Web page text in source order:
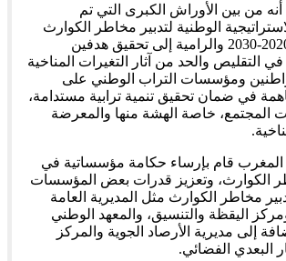
من بين الأوراش الكبرى التي تم
الوطنية لتدبير مخاطر الكوارث
الطبيعية للفترة 2020-2030 والرامية إلى تحقيق هدفين
التقليص والحد من آثار التغيرات المناخية
ومؤسسات التراب الوطني على
في ضمان تحقيق تنمية ترابية مستدامة،
المجتمع، خاصة الهشة منها والمعرضة
قام بإرساء حكامة مؤسساتية في
الكوارث، وتعزيز قدرات بعض المؤسسات
مخاطر الكوارث مثل المديرية العامة
ومركز اليقظة والتنسيق، والمعهد الوطني
إلى مديرية الأرصاد الجوية والمركز
البعدي الفضائي.